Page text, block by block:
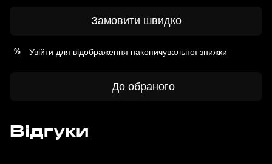
Замовити швидко
% Увійти для відображення накопичувальної знижки
До обраного
Відгуки